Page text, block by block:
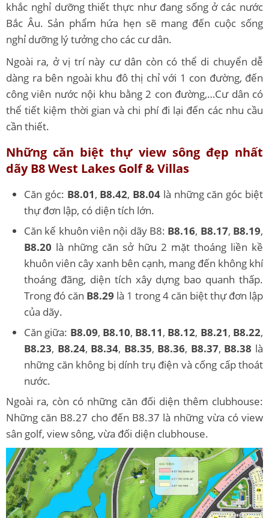
khắc nghỉ dưỡng thiết thực như đang sống ở các nước
Bắc Âu. Sản phẩm hứa hẹn sẽ mang đến cuộc sống
nghỉ dưỡng lý tưởng cho các cư dân.
Ngoài ra, ở vị trí này cư dân còn có thể di chuyển dễ
dàng ra bên ngoài khu đô thị chỉ với 1 con đường, đến
công viên nước nội khu bằng 2 con đường,…Cư dân có
thể tiết kiệm thời gian và chi phí đi lại đến các nhu cầu
cần thiết.
Những căn biệt thự view sông đẹp nhất
dãy B8 West Lakes Golf & Villas
Căn góc: B8.01, B8.42, B8.04 là những căn góc biệt
thự đơn lập, có diện tích lớn.
Căn kế khuôn viên nội dãy B8: B8.16, B8.17, B8.19,
B8.20 là những căn sở hữu 2 mặt thoáng liền kề
khuôn viên cây xanh bên cạnh, mang đến không khí
thoáng đãng, diện tích xây dựng bao quanh thấp.
Trong đó căn B8.29 là 1 trong 4 căn biệt thự đơn lập
của dãy.
Căn giữa: B8.09, B8.10, B8.11, B8.12, B8.21, B8.22,
B8.23, B8.24, B8.34, B8.35, B8.36, B8.37, B8.38 là
những căn không bị dính trụ điện và cống cấp thoát
nước.
Ngoài ra, còn có những căn đối diện thêm clubhouse:
Những căn B8.27 cho đến B8.37 là những vừa có view
sân golf, view sông, vừa đối diện clubhouse.